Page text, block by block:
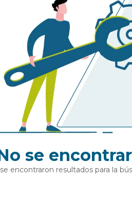
se
encontraron resultados para la